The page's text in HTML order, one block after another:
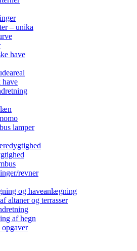
– unika
have
have
lamper
revner
og haveanlægning
altaner og terrasser
af hegn